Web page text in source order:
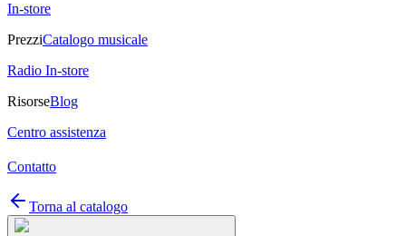
In-store
PrezziCatalogo musicale
Radio In-store
RisorseBlog
Centro assistenza
Contatto
Torna al catalogo